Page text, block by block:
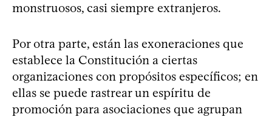
monstruosos, casi siempre extranjeros.
Por otra parte, están las exoneraciones que
establece la Constitución a ciertas
organizaciones con propósitos específicos; en
ellas se puede rastrear un espíritu de
promoción para asociaciones que agrupan